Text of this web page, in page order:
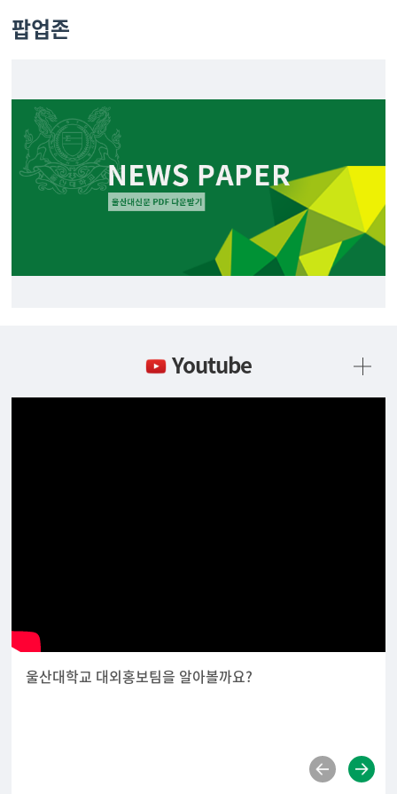
팝업존
Youtube
울산대학교 대외홍보팀을 알아볼까요?